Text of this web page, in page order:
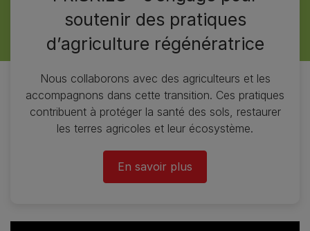
soutenir des pratiques
d’agriculture régénératrice
Nous collaborons avec des agriculteurs et les
accompagnons dans cette transition. Ces pratiques
contribuent à protéger la santé des sols, restaurer
les terres agricoles et leur écosystème.
En savoir plus